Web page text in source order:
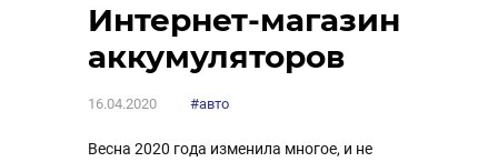
Интернет-магазин
аккумуляторов
16.04.2020 #авто
Весна 2020 года изменила многое, и не